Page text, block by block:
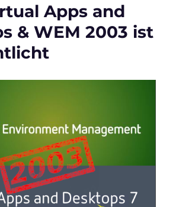
Apps and
& WEM 2003 ist